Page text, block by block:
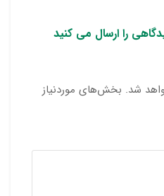
را ارسال می کنید
شد. بخش‌های موردنیاز